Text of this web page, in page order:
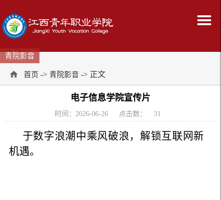
青院影音
首页 -> 青院影音 -> 正文
电子信息学院宣传片
时间：2026-06-26 点击数： 31
于数字浪潮中乘风破浪，解锁互联网新
机遇。